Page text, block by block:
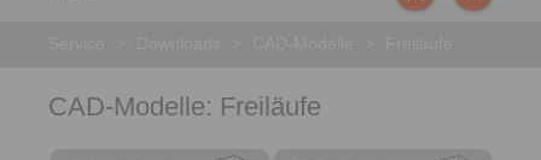
CAD-Modelle: Freiläufe